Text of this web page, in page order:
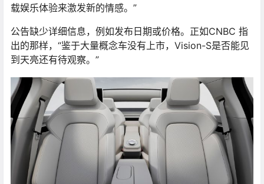
载娱乐体验来激发新的情感。”
公告缺少详细信息，例如发布日期或价格。正如CNBC 指
出的那样，“鉴于大量概念车没有上市，Vision-S是否能见
到天亮还有待观察。”